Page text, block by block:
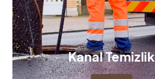
Kanal Temizlik